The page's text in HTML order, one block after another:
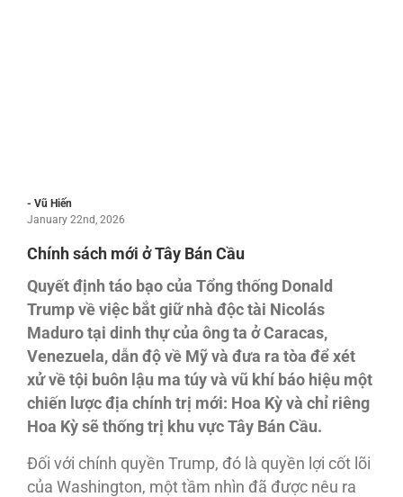
- Vũ Hiến
January 22nd, 2026
Chính sách mới ở Tây Bán Cầu
Quyết định táo bạo của Tổng thống Donald
Trump về việc bắt giữ nhà độc tài Nicolás
Maduro tại dinh thự của ông ta ở Caracas,
Venezuela, dẫn độ về Mỹ và đưa ra tòa để xét
xử về tội buôn lậu ma túy và vũ khí báo hiệu một
chiến lược địa chính trị mới: Hoa Kỳ và chỉ riêng
Hoa Kỳ sẽ thống trị khu vực Tây Bán Cầu.
Ðối với chính quyền Trump, đó là quyền lợi cốt lõi
của Washington, một tầm nhìn đã được nêu ra